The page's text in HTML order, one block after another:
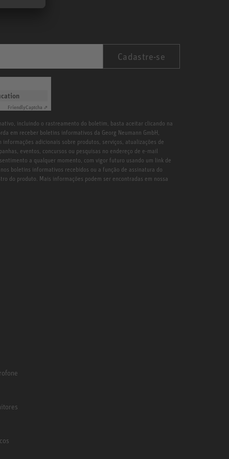
Cadastre-se
FriendlyCaptcha ⇗
incluindo o rastreamento do boletim, basta aceitar clicando na
em receber boletins informativos da Georg Neumann GmbH,
adicionais sobre produtos, serviços, atualizações de
eventos, concursos ou pesquisas no endereço de e-mail
a qualquer momento, com vigor futuro usando um link de
boletins informativos recebidos ou a função de assinatura do
do produto. Mais informações podem ser encontradas em nossa